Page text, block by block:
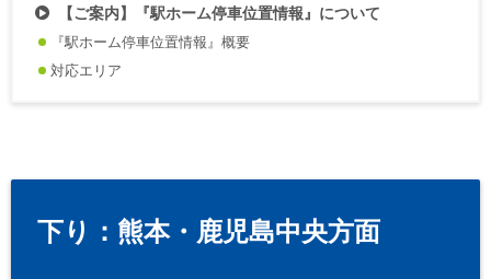
【ご案内】『駅ホーム停車位置情報』について
『駅ホーム停車位置情報』概要
対応エリア
下り：熊本・鹿児島中央方面